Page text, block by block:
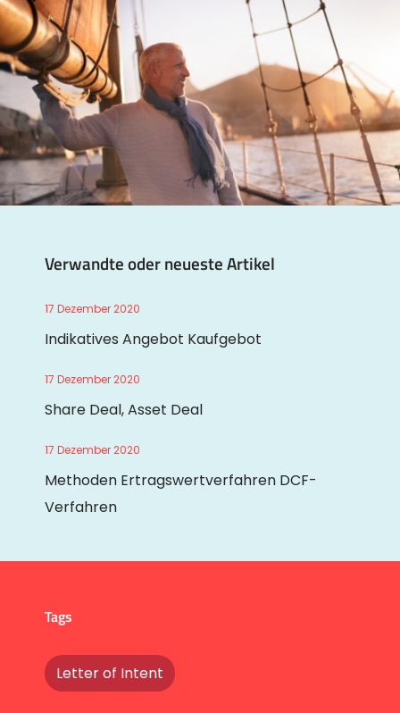
Verwandte oder neueste Artikel
17 Dezember 2020
Indikatives Angebot Kaufgebot
17 Dezember 2020
Share Deal, Asset Deal
17 Dezember 2020
Methoden Ertragswertverfahren DCF-
Verfahren
Tags
Letter of Intent